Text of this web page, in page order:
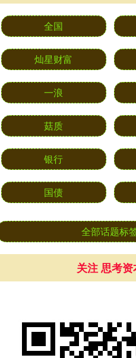
全国
灿星财富
一浪
菇质
银行
国债
全部话题标
关注 思考资